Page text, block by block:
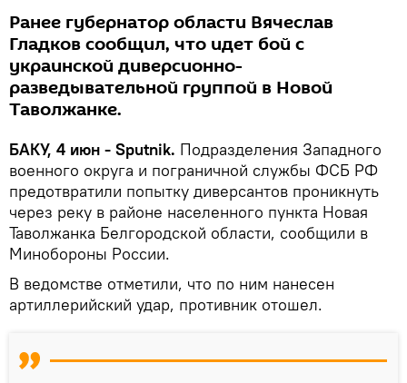
Ранее губернатор области Вячеслав
Гладков сообщил, что идет бой с
украинской диверсионно-
разведывательной группой в Новой
Таволжанке.
БАКУ, 4 июн - Sputnik. Подразделения Западного
военного округа и пограничной службы ФСБ РФ
предотвратили попытку диверсантов проникнуть
через реку в районе населенного пункта Новая
Таволжанка Белгородской области, сообщили в
Минобороны России.
В ведомстве отметили, что по ним нанесен
артиллерийский удар, противник отошел.